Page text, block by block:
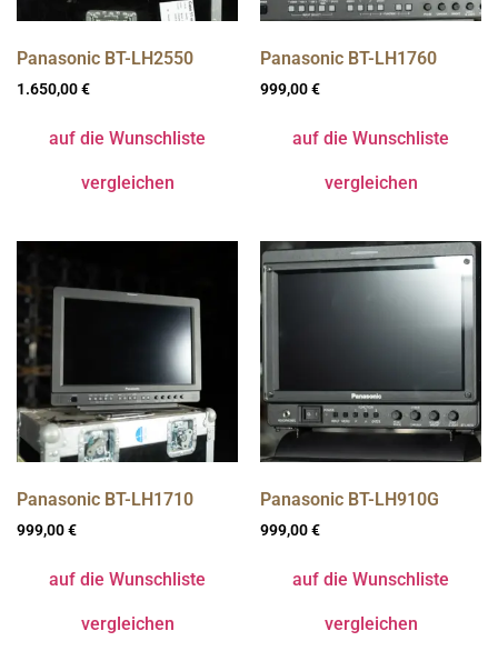
Panasonic BT-LH2550
1.650,00€
auf die Wunschliste
vergleichen
Panasonic BT-LH1760
999,00€
auf die Wunschliste
vergleichen
Panasonic BT-LH1710
999,00€
auf die Wunschliste
vergleichen
Panasonic BT-LH910G
999,00€
auf die Wunschliste
vergleichen